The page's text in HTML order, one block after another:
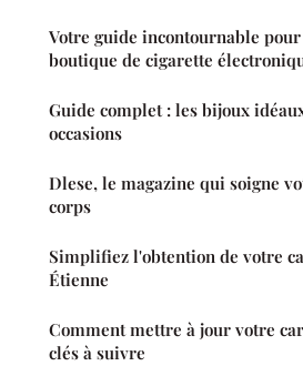
Votre guide incontournable
boutique de cigarette
Guide complet : les bijoux
occasions
Dlese, le magazine qui soigne
corps
Simplifiez l'obtention de votre
Étienne
Comment mettre à jour votre
clés à suivre